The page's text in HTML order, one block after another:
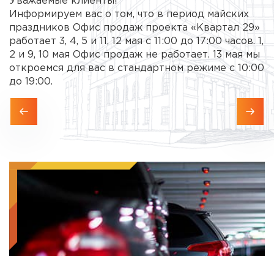
Информируем вас о том, что в период майских
праздников Офис продаж проекта «Квартал 29»
работает 3, 4, 5 и 11, 12 мая с 11:00 до 17:00 часов. 1,
2 и 9, 10 мая Офис продаж не работает. 13 мая мы
откроемся для вас в стандартном режиме с 10:00
до 19:00.